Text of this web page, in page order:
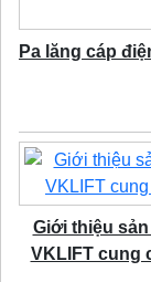
Pa lăng cáp
Giới thiệu
VKLIFT cung